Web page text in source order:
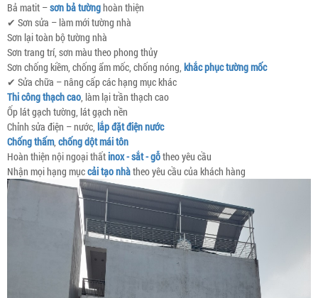
Bả matit –sơn bả tườnghoàn thiện
✔ Sơn sửa – làm mới tường nhà
Sơn lại toàn bộ tường nhà
Sơn trang trí, sơn màu theo phong thủy
Sơn chống kiềm, chống ẩm mốc, chống nóng, khắc phục tường mốc
✔ Sửa chữa – nâng cấp các hạng mục khác
Thi công thạch cao, làm lại trần thạch cao
Ốp lát gạch tường, lát gạch nền
Chỉnh sửa điện – nước, lắp đặt điện nước
Chống thấm, chống dột mái tôn
Hoàn thiện nội ngoại thấtinox - sắt - gỗtheo yêu cầu
Nhận mọi hạng mụccải tạo nhàtheo yêu cầu của khách hàng